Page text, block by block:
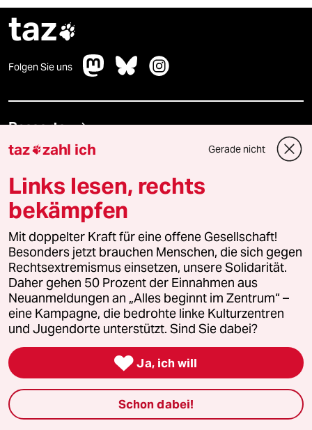
taz
Folgen Sie uns
Ressorts
Öko
Gesellschaft
Kultur
Sport
Nord
Wahrheit
taz zahl ich Gerade nicht
Links lesen, rechts
bekämpfen
Mit doppelter Kraft für eine offene Gesellschaft!
Besonders jetzt brauchen Menschen, die sich gegen
Rechtsextremismus einsetzen, unsere Solidarität.
Daher gehen 50 Prozent der Einnahmen aus
Neuanmeldungen an „Alles beginnt im Zentrum“ –
eine Kampagne, die bedrohte linke Kulturzentren
und Jugendorte unterstützt. Sind Sie dabei?
 Ja, ich will
Schon dabei!